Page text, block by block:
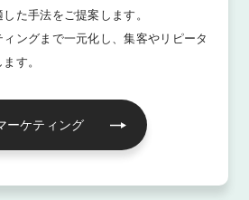
た手法をご提案します。
ングまで一元化し、集客やリピータ
す。
ーケティング